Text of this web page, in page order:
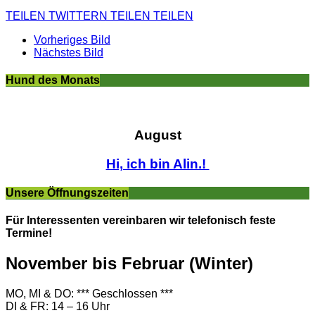
TEILEN TWITTERN TEILEN TEILEN
Vorheriges Bild
Nächstes Bild
Hund des Monats
August
Hi, ich bin Alin.!
Unsere Öffnungszeiten
Für Interessenten vereinbaren wir telefonisch feste
Termine!
November bis Februar (Winter)
MO, MI & DO: *** Geschlossen ***
DI & FR: 14 – 16 Uhr